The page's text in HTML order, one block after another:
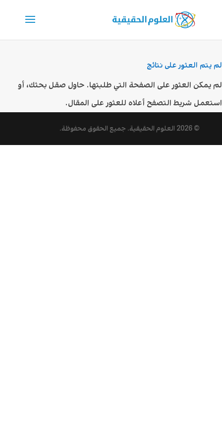
لم يتم العثور على نتائج
لم يمكن العثور على الصفحة التي طلبتها. حاول صقل بحثك، أو
استعمل شريط التصفح أعلاه للعثور على المقال.
© 2026 العلوم الحقيقية. جميع الحقوق محفوظة.